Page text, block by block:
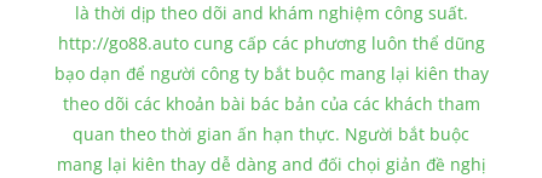
là thời dịp theo dõi and khám nghiệm công suất.
http://go88.auto cung cấp các phương luôn thể dũng
bạo dạn để người công ty bắt buộc mang lại kiên thay
theo dõi các khoản bài bác bản của các khách tham
quan theo thời gian ấn hạn thực. Người bắt buộc
mang lại kiên thay dễ dàng and đối chọi giản đề nghị